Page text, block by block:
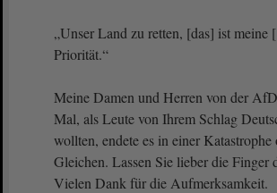
„Unser Land zu retten, [das] ist
Priorität.“
Meine Damen und Herren von der
Mal, als Leute von Ihrem Schlag
wollten, endete es in einer Katastrophe
Gleichen. Lassen Sie lieber die Finger
Vielen Dank für die Aufmerksamkeit.